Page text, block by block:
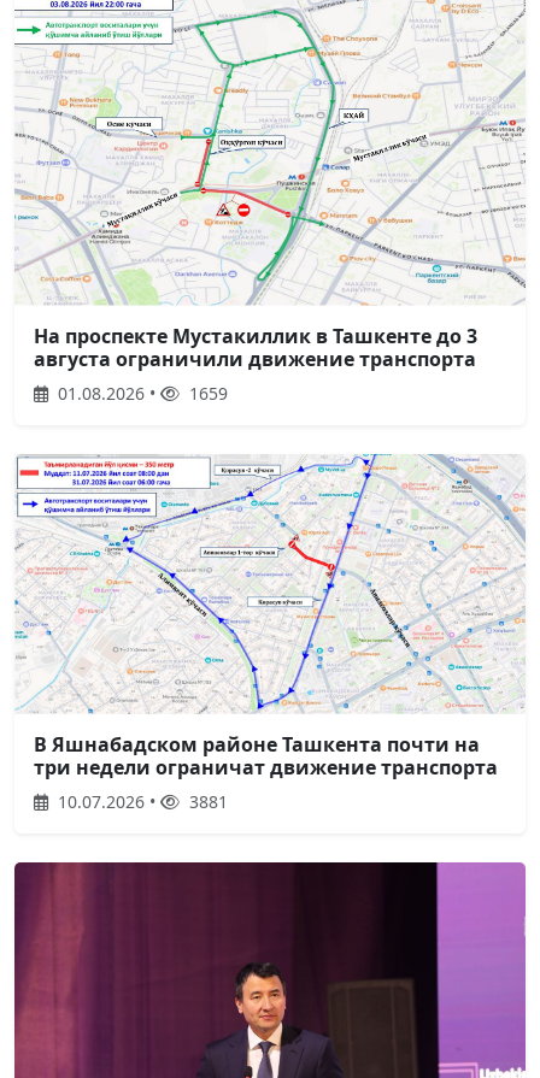
На проспекте Мустакиллик в Ташкенте до 3
августа ограничили движение транспорта
01.08.2026 • 1659
В Яшнабадском районе Ташкента почти на
три недели ограничат движение транспорта
10.07.2026 • 3881